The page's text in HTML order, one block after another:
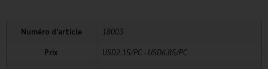
Numéro d'article 18003
Prix USD2.15/PC - USD6.85/PC